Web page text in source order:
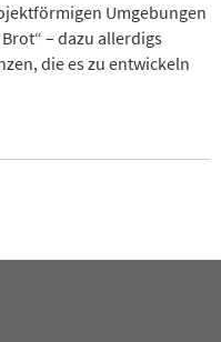
Umgebungen
– dazu allerdigs
die es zu entwickeln